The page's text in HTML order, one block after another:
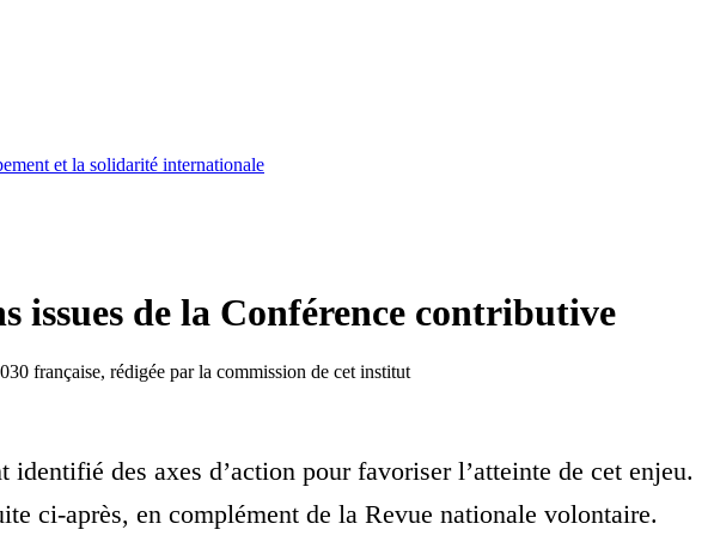
et la solidarité internationale
issues de la Conférence contributive
française, rédigée par la commission de cet institut
des axes d’action pour favoriser l’atteinte de cet enjeu.
ci-après, en complément de la Revue nationale volontaire.